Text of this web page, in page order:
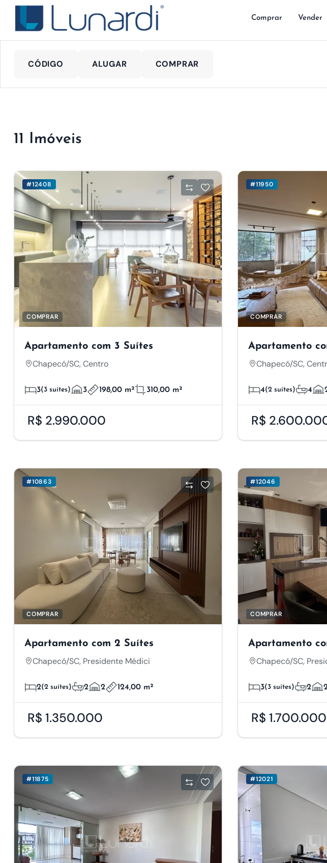
Comprar Vender
CÓDIGO ALUGAR COMPRAR
11 Imóveis
#12408
COMPRAR
Apartamento com 3 Suítes
Chapecó/SC, Centro
3(3 suítes) 3 198,00 m² 310,00 m²
R$ 2.990.000
#11950
COMPRAR
Apartamento
Chapecó/SC,
4(2 suítes) 4
R$
#10863
COMPRAR
Apartamento com 2 Suítes
Chapecó/SC, Presidente Médici
2(2 suítes) 2 2 124,00 m²
R$ 1.350.000
#12046
COMPRAR
Apartamento
Chapecó/SC,
3(3 suítes) 2
R$ 1.700.000
#11875 #12021